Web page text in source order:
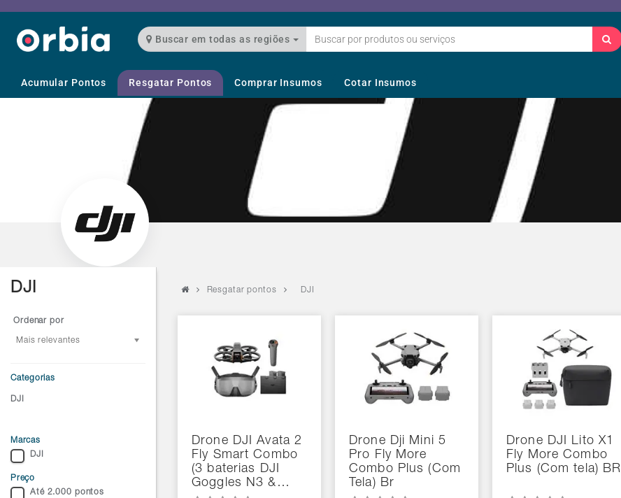
Buscar em todas as regiões
Acumular Pontos Resgatar Pontos Comprar Insumos Cotar Insumos
Resgatar pontos DJI
Drone DJI Avata 2
Fly Smart Combo
(3 baterias DJI
Goggles N3 &…
Drone Dji Mini 5
Pro Fly More
Combo Plus (Com
Tela) Br
Drone DJI Lito X1
Fly More Combo
Plus (Com tela) BR
DJI
Ordenar por
Mais relevantes
Categorias
DJI
Marcas
DJI
Preço
Até 2.000 pontos